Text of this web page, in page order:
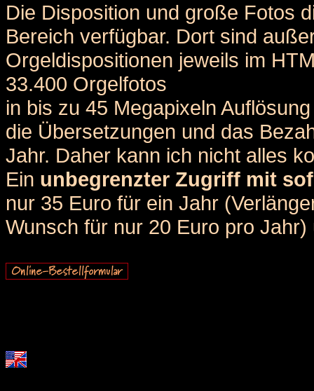
Die Disposition und große Fotos
Bereich verfügbar. Dort sind
Orgeldispositionen jeweils im
33.400 Orgelfotos
in bis zu 45 Megapixeln
die Übersetzungen und das
Jahr. Daher kann ich nicht alles
Ein unbegrenzter Zugriff mit
nur 35 Euro für ein Jahr
Wunsch für nur 20 Euro pro